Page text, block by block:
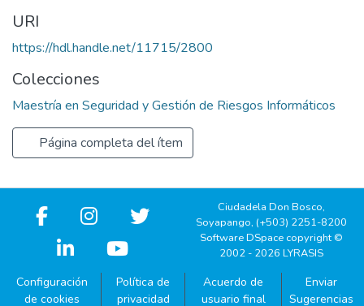
URI
https://hdl.handle.net/11715/2800
Colecciones
Maestría en Seguridad y Gestión de Riesgos Informáticos
Página completa del ítem
Ciudadela Don Bosco,
Soyapango, (+503) 2251-8200
Software DSpace copyright ©
2002 - 2026 LYRASIS
Configuración
de cookies
Política de
privacidad
Acuerdo de
usuario final
Enviar
Sugerencias